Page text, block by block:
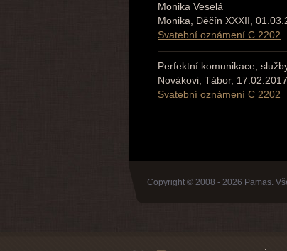
Monika Veselá
Monika, Děčín XXXII,
Svatební oznámení C 2202
Perfektní komunikace,
Novákovi, Tábor, 17.02.2017
Svatební oznámení C 2202
Copyright © 2008 - 2026 Pamas.